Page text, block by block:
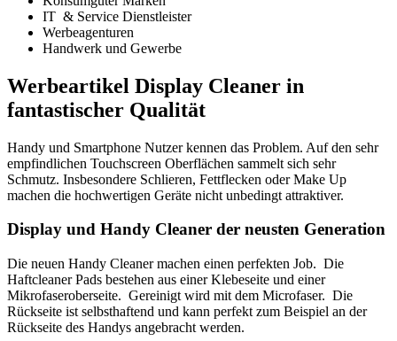
IT & Service Dienstleister
Werbeagenturen
Handwerk und Gewerbe
Werbeartikel Display Cleaner in
fantastischer Qualität
Handy und Smartphone Nutzer kennen das Problem. Auf den sehr
empfindlichen Touchscreen Oberflächen sammelt sich sehr
Schmutz. Insbesondere Schlieren, Fettflecken oder Make Up
machen die hochwertigen Geräte nicht unbedingt attraktiver.
Display und Handy Cleaner der neusten Generation
Die neuen Handy Cleaner machen einen perfekten Job. Die
Haftcleaner Pads bestehen aus einer Klebeseite und einer
Mikrofaseroberseite. Gereinigt wird mit dem Microfaser. Die
Rückseite ist selbsthaftend und kann perfekt zum Beispiel an der
Rückseite des Handys angebracht werden.